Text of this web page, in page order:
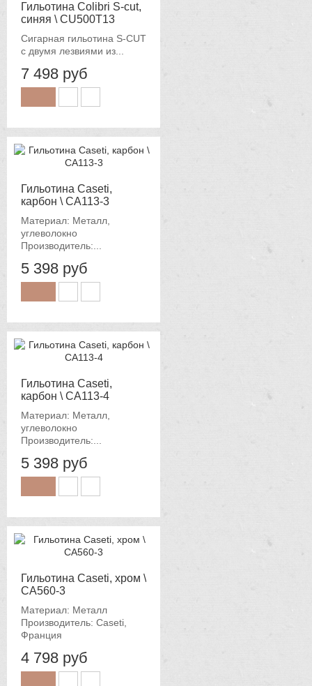
Гильотина Colibri S-cut,
синяя \ CU500T13
Сигарная гильотина S-CUT
с двумя лезвиями из...
7 498 руб
Гильотина Caseti,
карбон \ CA113-3
Материал: Металл,
углеволокно
Производитель:...
5 398 руб
Гильотина Caseti,
карбон \ CA113-4
Материал: Металл,
углеволокно
Производитель:...
5 398 руб
Гильотина Caseti, хром \
CA560-3
Материал: Металл
Производитель: Caseti,
Франция
4 798 руб